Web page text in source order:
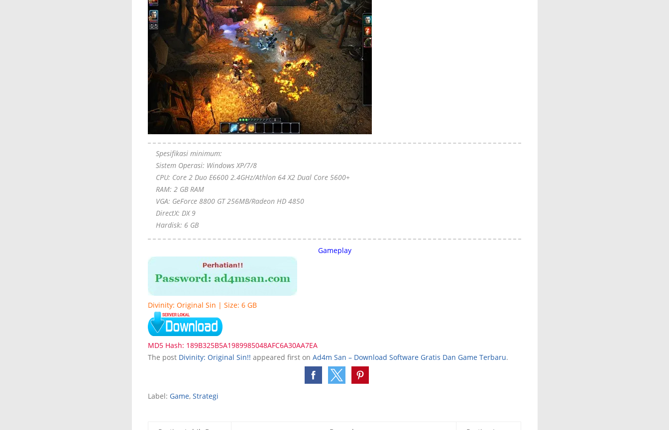
Spesifikasi minimum:
Sistem Operasi: Windows XP/7/8
CPU: Core 2 Duo E6600 2.4GHz/Athlon 64 X2 Dual Core 5600+
RAM: 2 GB RAM
VGA: GeForce 8800 GT 256MB/Radeon HD 4850
DirectX: DX 9
Hardisk: 6 GB
Gameplay
Divinity: Original Sin | Size: 6 GB
MD5 Hash: 189B325B5A1989985048AFC6A30AA7EA
The post Divinity: Original Sin!! appeared first on Ad4m San – Download Software Gratis Dan Game Terbaru.
Label: Game, Strategi